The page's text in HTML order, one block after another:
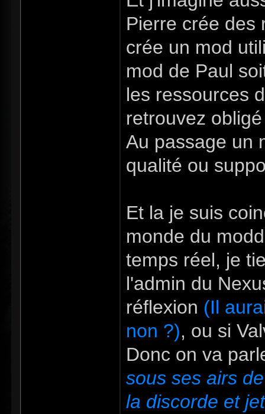
Pierre crée des
crée un mod
mod de Paul
les ressources
retrouvez
Au passage un
qualité ou
Et la je suis
monde du
temps réel, je
l'admin du
réflexion (Il
non ?), ou si
Donc on va
sous ses airs
la discorde et